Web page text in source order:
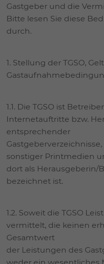
Gastgeber und die
Bitte lesen Sie diese
durch.
1. Stellung der TGSO,
1.1. Die TGSO ist
Internetauftritte bzw.
entsprechender
sonstiger Printmedien
dort als Herausgeberin/
bezeichnet ist.
1.2. Soweit die TGSO
vermittelt, die keinen
Gesamtwert
der Leistungen des